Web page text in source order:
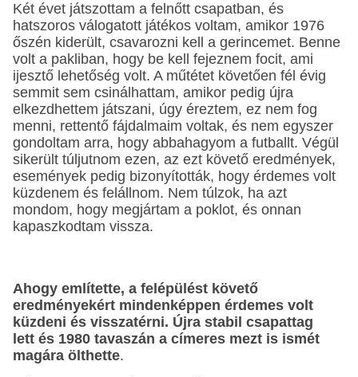
Két évet játszottam a felnőtt csapatban, és
hatszoros válogatott játékos voltam, amikor 1976
őszén kiderült, csavarozni kell a gerincemet. Benne
volt a pakliban, hogy be kell fejeznem focit, ami
ijesztő lehetőség volt. A műtétet követően fél évig
semmit sem csinálhattam, amikor pedig újra
elkezdhettem játszani, úgy éreztem, ez nem fog
menni, rettentő fájdalmaim voltak, és nem egyszer
gondoltam arra, hogy abbahagyom a futballt. Végül
sikerült túljutnom ezen, az ezt követő eredmények,
események pedig bizonyították, hogy érdemes volt
küzdenem és felállnom. Nem túlzok, ha azt
mondom, hogy megjártam a poklot, és onnan
kapaszkodtam vissza.
Ahogy említette, a felépülést követő
eredményekért mindenképpen érdemes volt
küzdeni és visszatérni. Újra stabil csapattag
lett és 1980 tavaszán a címeres mezt is ismét
magára ölthette.